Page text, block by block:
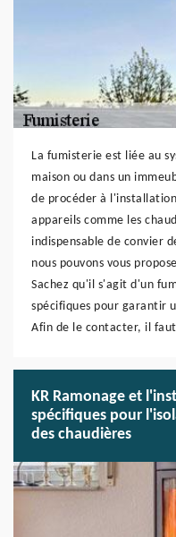
La fumisterie est liée au
maison ou dans un
de procéder à
appareils comme les
indispensable de convier
nous pouvons vous
Sachez qu'il s'agit d'un
spécifiques pour garantir
Afin de le contacter, il
KR Ramonage et
spécifiques pour
des chaudières